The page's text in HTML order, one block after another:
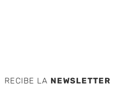
RECIBE LA NEWSLETTER